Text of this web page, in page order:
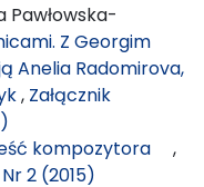
Pawłowska-
Z Georgim
Anelia Radomirova,
, Załącznik
kompozytora ,
2 (2015)